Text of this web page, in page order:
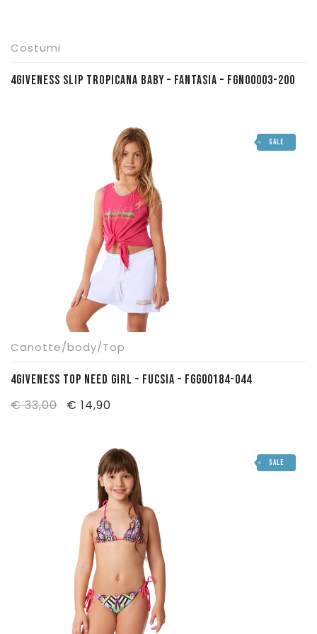
Costumi
4GIVENESS SLIP TROPICANA BABY – FANTASIA – FGN00003-200
SALE
Canotte/body/Top
4GIVENESS TOP NEED GIRL – FUCSIA – FGG00184-044
€33,00
Il
originale
€ 33,00.
€ 14,90
attuale
è:
€ 14,90.
SALE